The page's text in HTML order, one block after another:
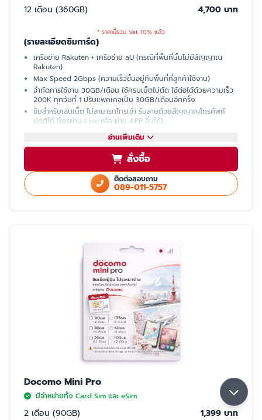
12 เดือน (360GB)
4,700 บาท
* ราคานี้รวม Vat 10% แล้ว
(รายละเอียดซิมการ์ด)
เครือข่าย Rakuten + เครือช่าย aU (กรณีที่พื้นที่นั้นไม่มีสัญญาณ
Rakuten)
Max Speed 2Gbps (ความเร็วขึ้นอยู่กับพื้นที่ที่ลูกค้าใช้งาน)
จำกัดการใช้งาน 30GB/เดือน ใช้ครบเน็ตไม่ตัด ใช้ต่อได้ด้วยความเร็ว
200K ทุกวันที่ 1 ปรับแพคเกจเป็น 30GB/เดือนอีกครั้ง
ซิมสำหรับเล่นเน็ต ไม่สามารถโทรเข้า รับสายด้วยสัญญาญโทรศัพท์
ปกติได้ (โทรผ่าน Line หรือ ผ่าน APP อื่นได้)
มีเบอร์ให้ รับ SMS ได้ (ใช้ซื้อบัตรคอนเสิร์ต, ซื้อของออนไลน์, เปิดบัญชี
แชร์ฮอตสปอต (Hotspot)ไม่ได้
ใช้สำเนา Passport หรือ สำเนาบัตรประชาชนในการสั่งซื้อ
ใช้ได้เฉพาะในประเทศญี่ปุ่นเท่านั้น
มี 2 แบบให้เลือก ซิมปกติ และ eSim
5GB หากใช้ครบ 5GB ความเร็วจะลดลงเหลือ 200K จนกว่าลูกค้าจะย้ายพื้นที่ที่มี
สัญญาน Rakuten ความเร็วจะกลับมาปกติ 30GB/เดือน
อ่านเพิ่มเติม
สั่งซื้อ
ติดต่อสอบถาม
089-011-5757
Docomo Mini Pro
มีจำหน่ายทั้ง Card Sim และ eSim
2 เดือน (90GB) 1,399 บาท